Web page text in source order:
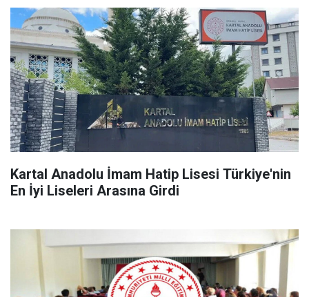
Kartal Anadolu İmam Hatip Lisesi Türkiye'nin
En İyi Liseleri Arasına Girdi